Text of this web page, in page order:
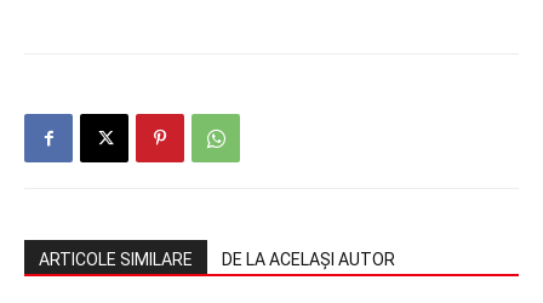
ARTICOLE SIMILARE DE LA ACELAȘI AUTOR